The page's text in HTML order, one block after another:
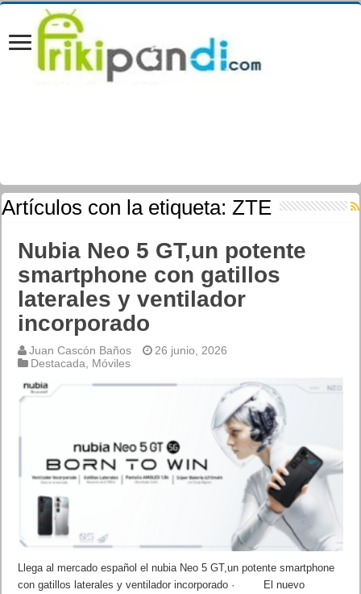
Artículos con la etiqueta:ZTE
Nubia Neo 5 GT,un potente
smartphone con gatillos
laterales y ventilador
incorporado
Juan Cascón Baños
26 junio, 2026
Destacada
Móviles
Llega al mercado español el nubia Neo 5 GT,un potente smartphone
con gatillos laterales y ventilador incorporado · El nuevo